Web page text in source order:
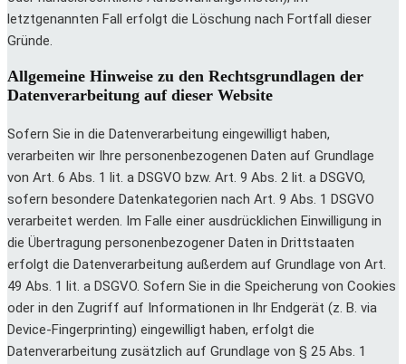
letztgenannten Fall erfolgt die Löschung nach Fortfall dieser
Gründe.
Allgemeine Hinweise zu den Rechtsgrundlagen der
Datenverarbeitung auf dieser Website
Sofern Sie in die Datenverarbeitung eingewilligt haben,
verarbeiten wir Ihre personenbezogenen Daten auf Grundlage
von Art. 6 Abs. 1 lit. a DSGVO bzw. Art. 9 Abs. 2 lit. a DSGVO,
sofern besondere Datenkategorien nach Art. 9 Abs. 1 DSGVO
verarbeitet werden. Im Falle einer ausdrücklichen Einwilligung in
die Übertragung personenbezogener Daten in Drittstaaten
erfolgt die Datenverarbeitung außerdem auf Grundlage von Art.
49 Abs. 1 lit. a DSGVO. Sofern Sie in die Speicherung von Cookies
oder in den Zugriff auf Informationen in Ihr Endgerät (z. B. via
Device-Fingerprinting) eingewilligt haben, erfolgt die
Datenverarbeitung zusätzlich auf Grundlage von § 25 Abs. 1